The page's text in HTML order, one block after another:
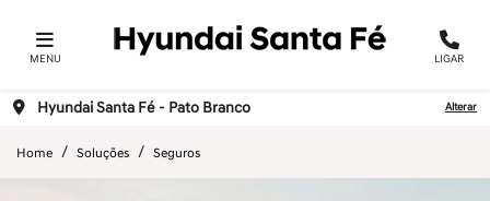
MENU LIGAR
Hyundai Santa Fé - Pato Branco Alterar
Home Soluções Seguros